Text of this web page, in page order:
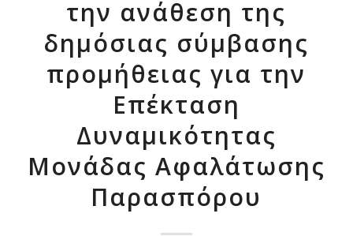
την ανάθεση της
δημόσιας σύμβασης
προμήθειας για την
Επέκταση
Δυναμικότητας
Μονάδας Αφαλάτωσης
Παρασπόρου